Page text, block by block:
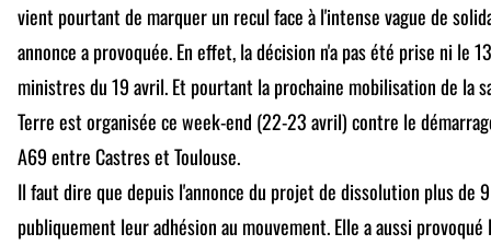
vient pourtant de marquer un recul face à l'intense vague de
annonce a provoquée. En effet, la décision n'a pas été prise ni le
ministres du 19 avril. Et pourtant la prochaine mobilisation de la
Terre est organisée ce week-end (22-23 avril) contre le
A69 entre Castres et Toulouse.
Il faut dire que depuis l'annonce du projet de dissolution plus de
publiquement leur adhésion au mouvement. Elle a aussi